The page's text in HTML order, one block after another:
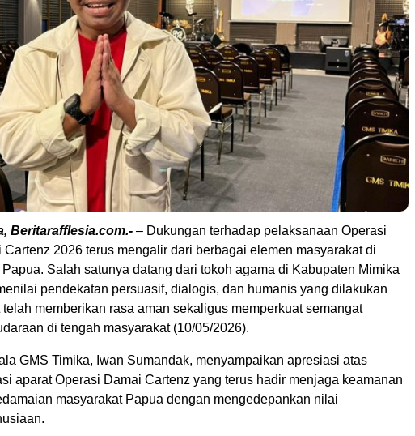
Beritarafflesia.com.- – Dukungan terhadap pelaksanaan Operasi
Cartenz 2026 terus mengalir dari berbagai elemen masyarakat di
Papua. Salah satunya datang dari tokoh agama di Kabupaten Mimika
pendekatan persuasif, dialogis, dan humanis yang dilakukan
telah memberikan rasa aman sekaligus memperkuat semangat
di tengah masyarakat (10/05/2026).
GMS Timika, Iwan Sumandak, menyampaikan apresiasi atas
aparat Operasi Damai Cartenz yang terus hadir menjaga keamanan
masyarakat Papua dengan mengedepankan nilai